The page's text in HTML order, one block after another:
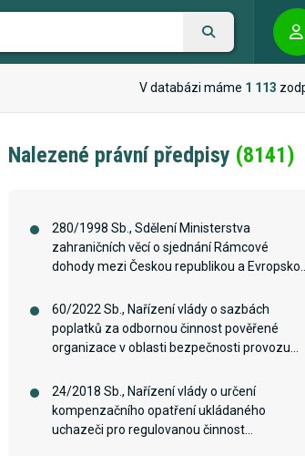
V databázi máme 1 113
Nalezené právní předpisy (8141)
280/1998 Sb., Sdělení Ministerstva
zahraničních věcí o sjednání Rámcové
dohody mezi Českou republikou a Evropskou
investiční banky v České republice
60/2022 Sb., Nařízení vlády o sazbách
poplatků za odbornou činnost pověřené
organizace v oblasti bezpečnosti provozu
24/2018 Sb., Nařízení vlády o určení
kompenzačního opatření ukládaného
uchazeči pro regulovanou činnost